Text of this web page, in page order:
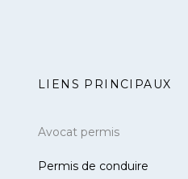
LIENS PRINCIPAUX
Avocat permis
Permis de conduire